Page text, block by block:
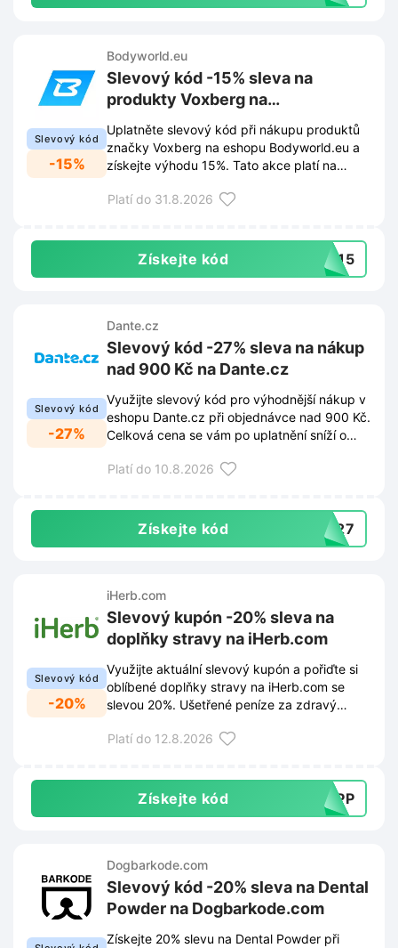
Slevový kód
-15%
Bodyworld.eu
Slevový kód -15% sleva na
produkty Voxberg na
Bodyworld.eu
Uplatněte slevový kód při nákupu produktů
značky Voxberg na eshopu Bodyworld.eu a
získejte výhodu 15%. Tato akce platí na
košíku.
Platí do 31.8.2026
Získejte kód XB15
Slevový kód
-27%
Dante.cz
Slevový kód -27% sleva na nákup
nad 900 Kč na Dante.cz
Využijte slevový kód pro výhodnější nákup v
eshopu Dante.cz při objednávce nad 900 Kč.
Celková cena se vám po uplatnění sníží o
Platí do 10.8.2026
Získejte kód VA27
Slevový kód
-20%
iHerb.com
Slevový kupón -20% sleva na
doplňky stravy na iHerb.com
Využijte aktuální slevový kupón a pořiďte si
oblíbené doplňky stravy na iHerb.com se
slevou 20%. Ušetřené peníze za zdravý
dokončení objednávky.
Platí do 12.8.2026
Získejte kód SUPP
Dogbarkode.com
Slevový kód -20% sleva na Dental
Powder na Dogbarkode.com
Získejte 20% slevu na Dental Powder při